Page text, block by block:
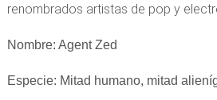
renombrados artistas de pop y
Nombre: Agent Zed
Especie: Mitad humano, mitad